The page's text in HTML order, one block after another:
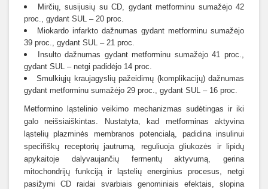
Mirčių, susijusių su CD, gydant metforminu sumažėjo 42
proc., gydant SUL – 20 proc.
Miokardo infarkto dažnumas gydant metforminu sumažėjo
39 proc., gydant SUL – 21 proc.
Insulto dažnumas gydant metforminu sumažėjo 41 proc.,
gydant SUL – netgi padidėjo 14 proc.
Smulkiųjų kraujagyslių pažeidimų (komplikacijų) dažnumas
gydant metforminu sumažėjo 29 proc., gydant SUL – 16 proc.
Metformino ląstelinio veikimo mechanizmas sudėtingas ir iki
galo neišsiaiškintas. Nustatyta, kad metforminas aktyvina
ląstelių plazminės membranos potencialą, padidina insulinui
specifiškų receptorių jautrumą, reguliuoja gliukozės ir lipidų
apykaitoje dalyvaujančių fermentų aktyvumą, gerina
mitochondrijų funkciją ir ląstelių energinius procesus, netgi
pasižymi CD raidai svarbiais genominiais efektais, slopina